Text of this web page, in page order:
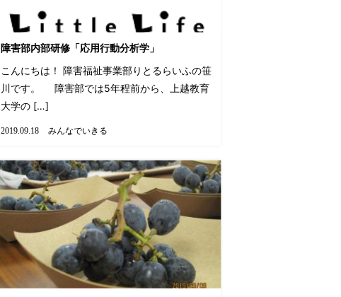
障害部内部研修「応用行動分析学」
こんにちは！ 障害福祉事業部りとるらいふの笹
川です。 障害部では5年程前から、上越教育
大学の […]
2019.09.18 みんなでいきる